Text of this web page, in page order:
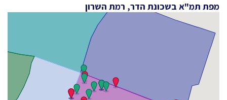
מפת תמ"א בשכונת הדר, רמת השרון